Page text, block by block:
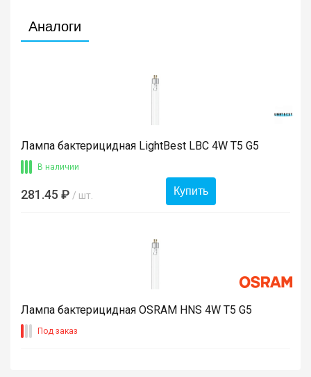
Аналоги
Лампа бактерицидная LightBest LBC 4W T5 G5
В наличии
281.45 ₽ / шт. Купить
Лампа бактерицидная OSRAM HNS 4W T5 G5
Под заказ